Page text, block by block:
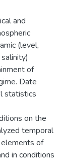
and
(level,
of
Date
statistics
on the
temporal
elements of
in conditions